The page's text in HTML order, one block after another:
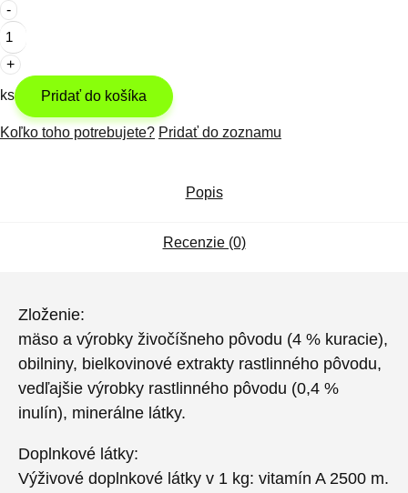
množstvo
PreVital
Kúsky
Mačka
sterile
415g
ks Pridať do košíka
Koľko toho potrebujete? Pridať do zoznamu
Popis
Recenzie (0)
Zloženie:
mäso a výrobky živočíšneho pôvodu (4 % kuracie),
obilniny, bielkovinové extrakty rastlinného pôvodu,
vedľajšie výrobky rastlinného pôvodu (0,4 %
inulín), minerálne látky.
Doplnkové látky:
Výživové doplnkové látky v 1 kg: vitamín A 2500 m.